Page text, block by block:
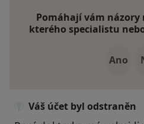
Pomáhají vám
kterého specialistu
Ano
Váš účet byl odstraněn